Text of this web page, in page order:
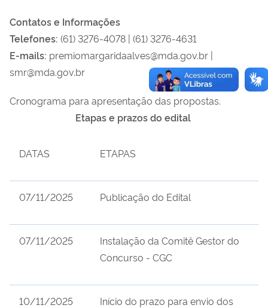
Contatos e Informações
Telefones: (61) 3276-4078 | (61) 3276-4631
E-mails: premiomargaridaalves@mda.gov.br |
smr@mda.gov.br
Cronograma para apresentação das propostas.
Etapas e prazos do edital
DATAS ETAPAS
07/11/2025 Publicação do Edital
07/11/2025
Instalação da Comitê Gestor do
Concurso - CGC
10/11/2025
Início do prazo para envio dos